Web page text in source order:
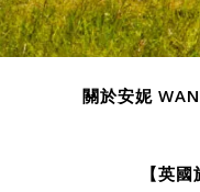
關於安妮
【英